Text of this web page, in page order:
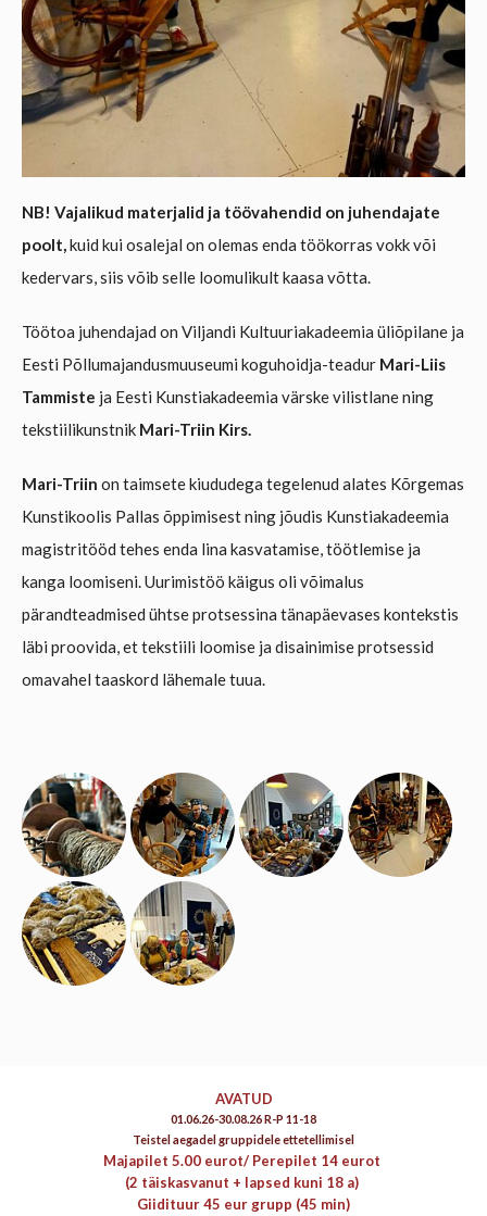
NB! Vajalikud materjalid ja töövahendid on juhendajate
poolt,kuid kui osalejal on olemas enda töökorras vokk või
kedervars, siis võib selle loomulikult kaasa võtta.
Töötoa juhendajad on Viljandi Kultuuriakadeemia üliõpilane ja
Eesti Põllumajandusmuuseumi koguhoidja-teadur Mari-Liis
Tammiste ja Eesti Kunstiakadeemia värske vilistlane ning
tekstiilikunstnik Mari-Triin Kirs.
Mari-Triin on taimsete kiududega tegelenud alates Kõrgemas
Kunstikoolis Pallas õppimisest ning jõudis Kunstiakadeemia
magistritööd tehes enda lina kasvatamise, töötlemise ja
kanga loomiseni. Uurimistöö käigus oli võimalus
pärandteadmised ühtse protsessina tänapäevases kontekstis
läbi proovida, et tekstiili loomise ja disainimise protsessid
omavahel taaskord lähemale tuua.
AVATUD
01.06.26-30.08.26 R-P 11-18
Teistel aegadel gruppidele ettetellimisel
Majapilet 5.00 eurot/ Perepilet 14 eurot
(2 täiskasvanut + lapsed kuni 18 a)
Giidituur 45 eur grupp (45 min)